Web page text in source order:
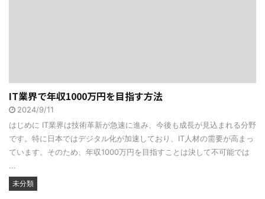
IT業界で年収1000万円を目指す方法
2024/9/11
はじめに IT業界は技術革新が急速に進み、今後も成長が見込まれる分野
です。特に日本ではデジタル化が加速しており、IT人材の需要が高まっ
ています。そのため、年収1000万円を目指すことは決して不可能では
...
未分類